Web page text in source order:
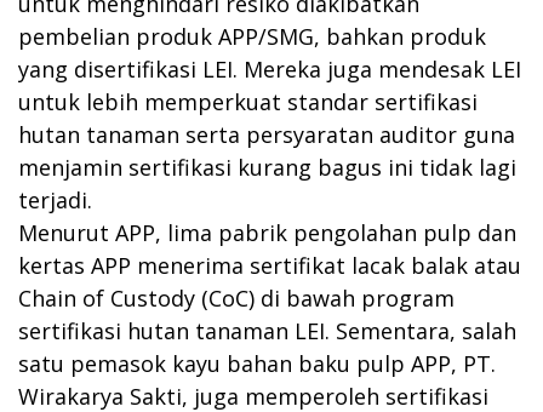
pembelian produk APP/SMG, bahkan produk
yang disertifikasi LEI. Mereka juga mendesak LEI
untuk lebih memperkuat standar sertifikasi
hutan tanaman serta persyaratan auditor guna
menjamin sertifikasi kurang bagus ini tidak lagi
terjadi.
Menurut APP, lima pabrik pengolahan pulp dan
kertas APP menerima sertifikat lacak balak atau
Chain of Custody (CoC) di bawah program
sertifikasi hutan tanaman LEI. Sementara, salah
satu pemasok kayu bahan baku pulp APP, PT.
Wirakarya Sakti, juga memperoleh sertifikasi